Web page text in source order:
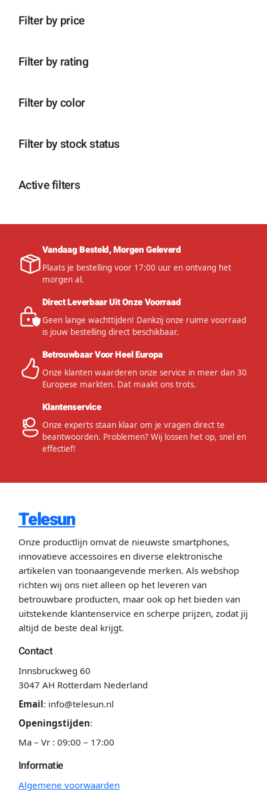
Filter by price
Filter by rating
Filter by color
Filter by stock status
Active filters
Vandaag Besteld, Morgen Geleverd
Plaats je bestelling voor 17:00 uur en ontvang het
morgen al.
Direct Leverbaar Uit Onze Voorraad
Geen lange wachttijden! Dankzij onze ruime voorraad
is jouw bestelling direct beschikbaar.
Betrouwbaar Voor Heel Europa
Onze klanten waarderen onze service in meer dan 30
Europese markten. Dat maakt ons trots.
Klantenservice
Onze experts staan klaar om je vragen direct te
beantwoorden. Problemen? Wij lossen het op, snel en
effectief!
Telesun
Onze productlijn omvat de nieuwste smartphones,
innovatieve accessoires en diverse elektronische
artikelen van toonaangevende merken. Als webshop
richten wij ons niet alleen op het leveren van
betrouwbare producten, maar ook op het bieden van
uitstekende klantenservice en scherpe prijzen, zodat jij
altijd de beste deal krijgt.
Contact
Innsbruckweg 60
3047 AH Rotterdam Nederland
Email: info@telesun.nl
Openingstijden:
Ma – Vr : 09:00 – 17:00
Informatie
Algemene voorwaarden